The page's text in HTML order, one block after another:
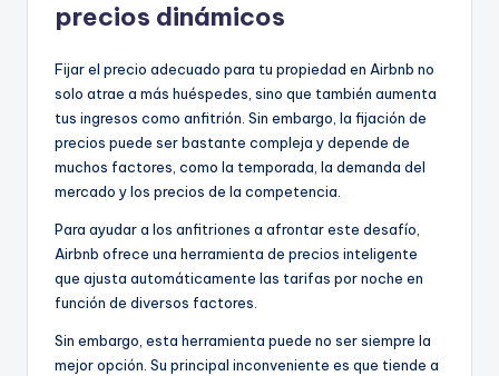
precios dinámicos
Fijar el precio adecuado para tu propiedad en Airbnb no
solo atrae a más huéspedes, sino que también aumenta
tus ingresos como anfitrión. Sin embargo, la fijación de
precios puede ser bastante compleja y depende de
muchos factores, como la temporada, la demanda del
mercado y los precios de la competencia.
Para ayudar a los anfitriones a afrontar este desafío,
Airbnb ofrece una herramienta de precios inteligente
que ajusta automáticamente las tarifas por noche en
función de diversos factores.
Sin embargo, esta herramienta puede no ser siempre la
mejor opción. Su principal inconveniente es que tiende a